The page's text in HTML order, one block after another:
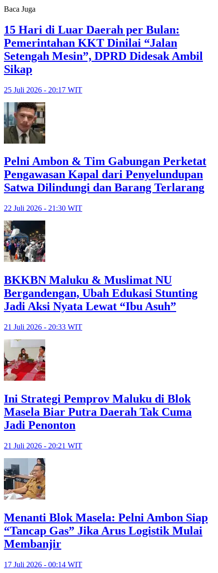
Baca Juga
15 Hari di Luar Daerah per Bulan:
Pemerintahan KKT Dinilai “Jalan
Setengah Mesin”, DPRD Didesak Ambil
Sikap
25 Juli 2026 - 20:17 WIT
Pelni Ambon & Tim Gabungan Perketat
Pengawasan Kapal dari Penyelundupan
Satwa Dilindungi dan Barang Terlarang
22 Juli 2026 - 21:30 WIT
BKKBN Maluku & Muslimat NU
Bergandengan, Ubah Edukasi Stunting
Jadi Aksi Nyata Lewat “Ibu Asuh”
21 Juli 2026 - 20:33 WIT
Ini Strategi Pemprov Maluku di Blok
Masela Biar Putra Daerah Tak Cuma
Jadi Penonton
21 Juli 2026 - 20:21 WIT
Menanti Blok Masela: Pelni Ambon Siap
“Tancap Gas” Jika Arus Logistik Mulai
Membanjir
17 Juli 2026 - 00:14 WIT